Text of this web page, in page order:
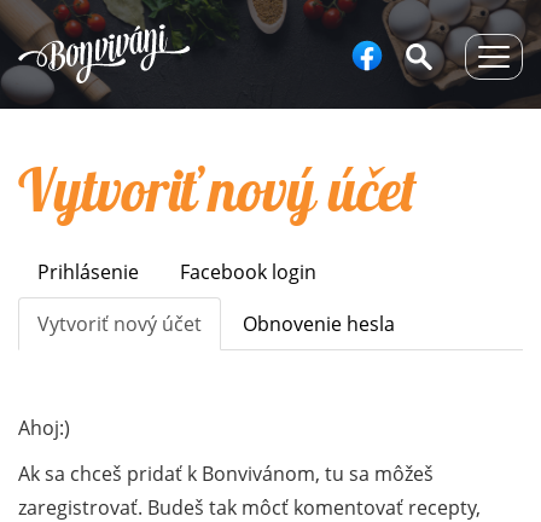
Vytvoriť nový účet
Primary
tabs
Prihlásenie
Facebook login
Vytvoriť nový účet (aktívna
karta)
Obnovenie hesla
Ahoj:)
Ak sa chceš pridať k Bonvivánom, tu sa môžeš
zaregistrovať. Budeš tak môcť komentovať recepty,